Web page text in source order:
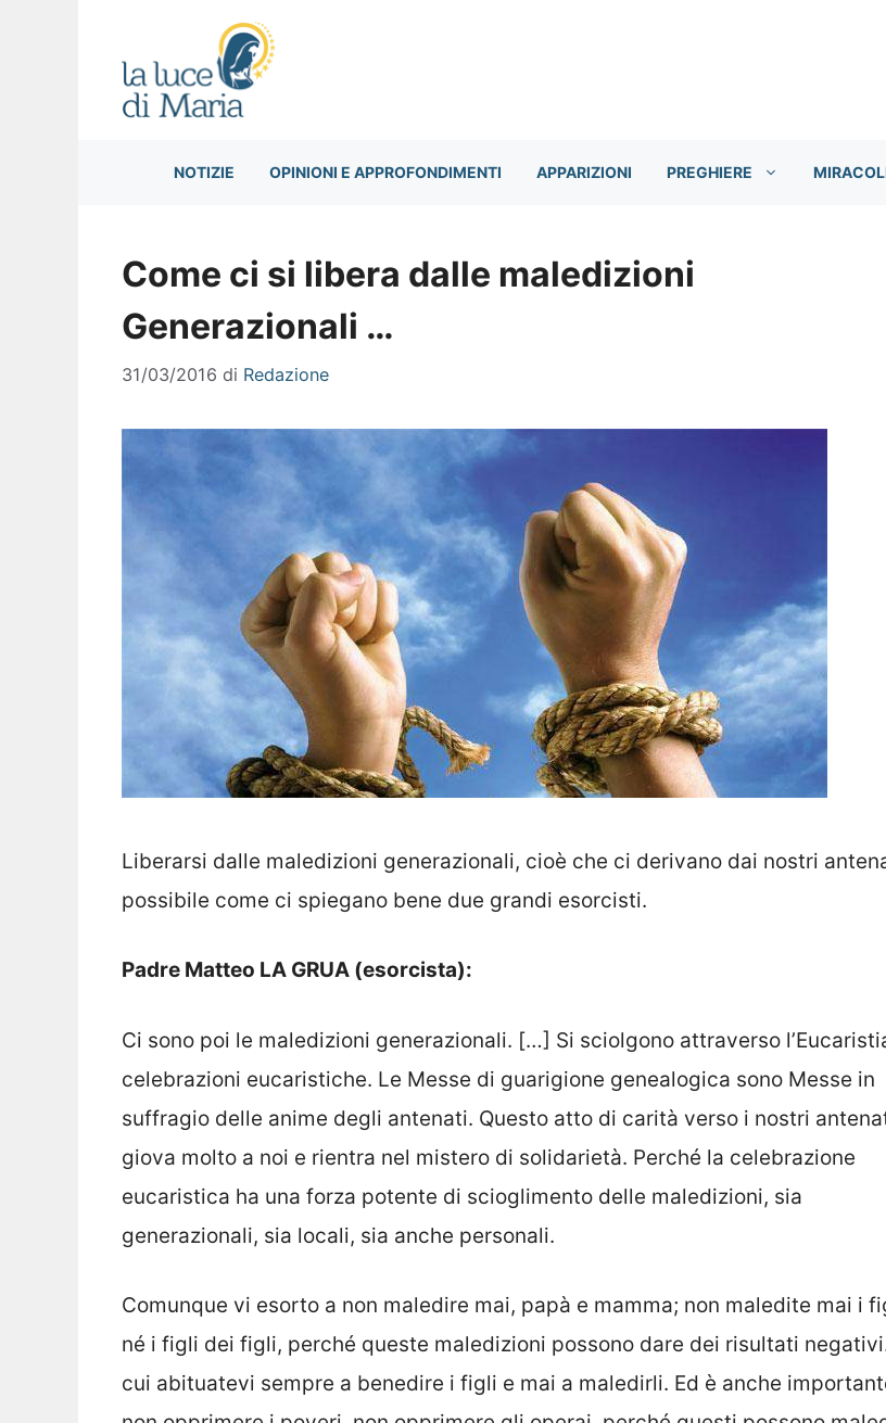
NOTIZIE OPINIONI E APPROFONDIMENTI APPARIZIONI PREGHIERE
Come ci si libera dalle maledizioni
Generazionali …
31/03/2016 di Redazione
Liberarsi dalle maledizioni generazionali, cioè che ci derivano dai nostri
possibile come ci spiegano bene due grandi esorcisti.
Padre Matteo LA GRUA (esorcista):
Ci sono poi le maledizioni generazionali. […] Si sciolgono attraverso
celebrazioni eucaristiche. Le Messe di guarigione genealogica sono Messe in
suffragio delle anime degli antenati. Questo atto di carità verso i nostri
giova molto a noi e rientra nel mistero di solidarietà. Perché la celebrazione
eucaristica ha una forza potente di scioglimento delle maledizioni, sia
generazionali, sia locali, sia anche personali.
Comunque vi esorto a non maledire mai, papà e mamma; non maledite mai i
né i figli dei figli, perché queste maledizioni possono dare dei risultati
cui abituatevi sempre a benedire i figli e mai a maledirli. Ed è anche